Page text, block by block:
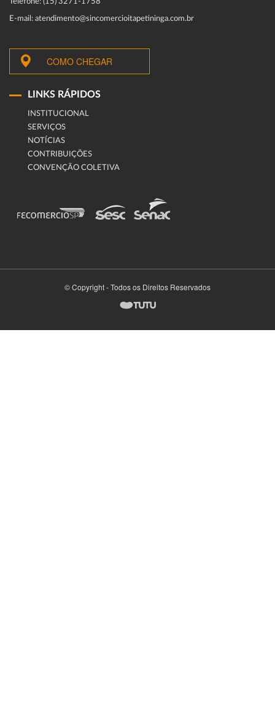
E-mail: atendimento@sincomercioitapetininga.com.br
COMO CHEGAR
LINKS RÁPIDOS
INSTITUCIONAL
SERVIÇOS
NOTÍCIAS
CONTRIBUIÇÕES
CONVENÇÃO COLETIVA
© Copyright - Todos os Direitos Reservados